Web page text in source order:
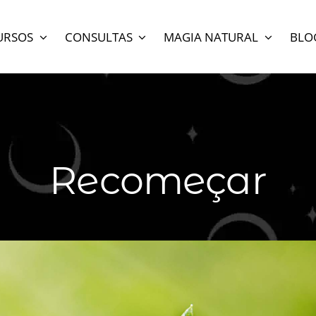
CONSULTAS MAGIA NATURAL
Recomeçar